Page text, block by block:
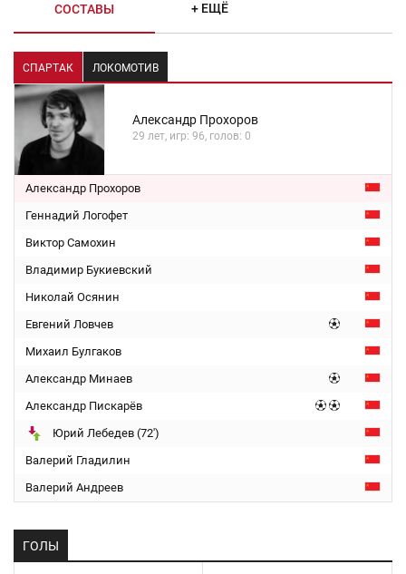
СОСТАВЫ + ЕЩЁ
СПАРТАК ЛОКОМОТИВ
Александр Прохоров
29 лет, игр: 96, голов: 0
Александр Прохоров
Геннадий Логофет
Виктор Самохин
Владимир Букиевский
Николай Осянин
Евгений Ловчев
Михаил Булгаков
Александр Минаев
Александр Пискарёв
Юрий Лебедев (72')
Валерий Гладилин
Валерий Андреев
ГОЛЫ